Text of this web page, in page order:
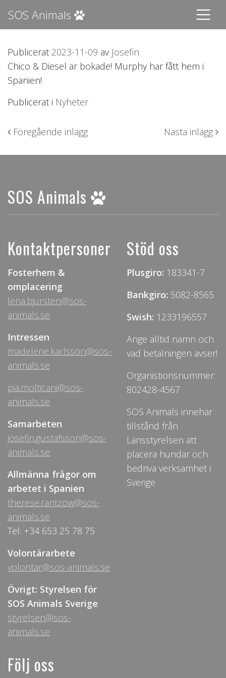
SOS Animals
Publicerat 2023-11-09 av Josefin
Chico & Diesel är bokade! Murphy har fått hem i
Spanien!
Publicerat i Nyheter
Inläggsnavigering
Föregående inlägg Nästa inlägg
SOS Animals
Kontaktpersoner
Fosterhem &
omplacering
lena.bjursten@sos-
animals.se
Intressen
madelene.karlsson@sos-
animals.se
pia.molticani@sos-
animals.se
Samarbeten
josefin.gustafsson@sos-
animals.se
Allmänna frågor om
arbetet i Spanien
therese.rantzow@sos-
animals.se
Tel: +34 653 25 78 75
Volontärarbete
volontar@sos-animals.se
Övrigt: Styrelsen för
SOS Animals Sverige
styrelsen@sos-
animals.se
Stöd oss
Plusgiro: 183341-7
Bankgiro: 5082-8565
Swish: 1233196557
Ange alltid namn och
vad betalningen avser!
Organistionsnummer:
802428-4567
SOS Animals innehar
tillstånd från
Länsstyrelsen att
placera hundar och
bedriva verksamhet i
Sverige
Följ oss